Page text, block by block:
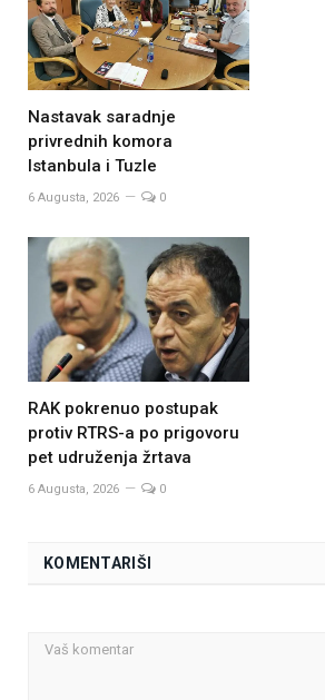
Nastavak saradnje
privrednih komora
Istanbula i Tuzle
6 Augusta, 2026 0
RAK pokrenuo postupak
protiv RTRS-a po prigovoru
pet udruženja žrtava
6 Augusta, 2026 0
KOMENTARIŠI